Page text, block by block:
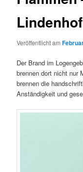
Lindenhof
Veröffentlicht am
Der Brand im
brennen dort nicht nur
brennen die
Anständigkeit und